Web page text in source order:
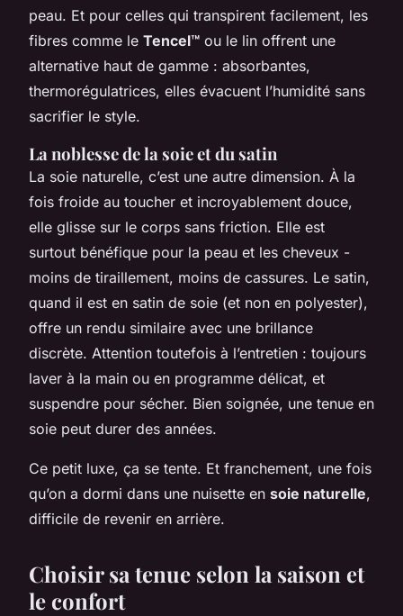
peau. Et pour celles qui transpirent facilement, les
fibres comme le Tencel™ ou le lin offrent une
alternative haut de gamme : absorbantes,
thermorégulatrices, elles évacuent l’humidité sans
sacrifier le style.
La noblesse de la soie et du satin
La soie naturelle, c’est une autre dimension. À la
fois froide au toucher et incroyablement douce,
elle glisse sur le corps sans friction. Elle est
surtout bénéfique pour la peau et les cheveux -
moins de tiraillement, moins de cassures. Le satin,
quand il est en satin de soie (et non en polyester),
offre un rendu similaire avec une brillance
discrète. Attention toutefois à l’entretien : toujours
laver à la main ou en programme délicat, et
suspendre pour sécher. Bien soignée, une tenue en
soie peut durer des années.
Ce petit luxe, ça se tente. Et franchement, une fois
qu’on a dormi dans une nuisette en soie naturelle,
difficile de revenir en arrière.
Choisir sa tenue selon la saison et
le confort